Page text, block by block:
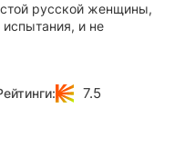
русской женщины,
и не
7.5